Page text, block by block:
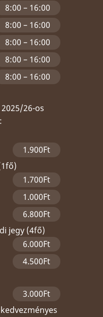
8:00 – 16:00
8:00 – 16:00
8:00 – 16:00
8:00 – 16:00
8:00 – 16:00
26-os
1.900Ft
1.700Ft
1.000Ft
6.800Ft
jegy (4fő)
6.000Ft
4.500Ft
3.000Ft